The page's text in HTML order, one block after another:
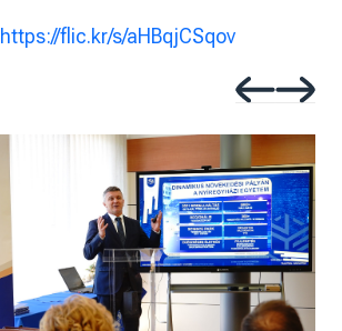
https://flic.kr/s/aHBqjCSqov